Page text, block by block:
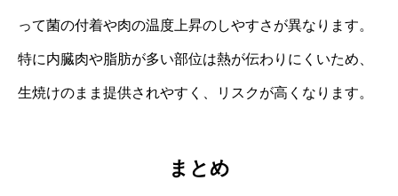
って菌の付着や肉の温度上昇のしやすさが異なります。
特に内臓肉や脂肪が多い部位は熱が伝わりにくいため、
生焼けのまま提供されやすく、リスクが高くなります。
まとめ